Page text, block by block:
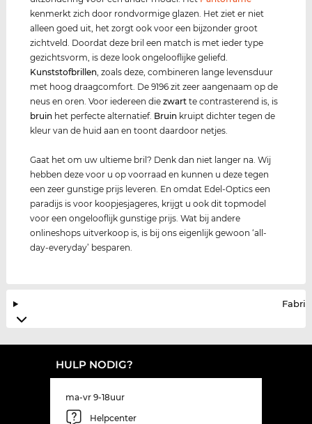
kenmerkt zich door rondvormige glazen. Het ziet er niet
alleen goed uit, het zorgt ook voor een bijzonder groot
zichtveld. Doordat deze bril een match is met ieder type
gezichtsvorm, is deze look ongelooflijke geliefd.
Kunststofbrillen, zoals deze, combineren lange levensduur
met hoog draagcomfort. De 9196 zit zeer aangenaam op de
neus en oren. Voor iedereen diezwart te contrasterend is, is
bruin het perfecte alternatief. Bruin kruipt dichter tegen de
kleur van de huid aan en toont daardoor netjes.
Gaat het om uw ultieme bril? Denk dan niet langer na. Wij
hebben deze voor u op voorraad en kunnen u deze tegen
een zeer gunstige prijs leveren. En omdat Edel-Optics een
paradijs is voor koopjesjageres, krijgt u ook dit topmodel
voor een ongelooflijk gunstige prijs. Wat bij andere
onlineshops uitverkoop is, is bij ons eigenlijk gewoon ‘all-
day-everyday’ besparen.
HULP NODIG?
ma-vr 9-18uur
Helpcenter